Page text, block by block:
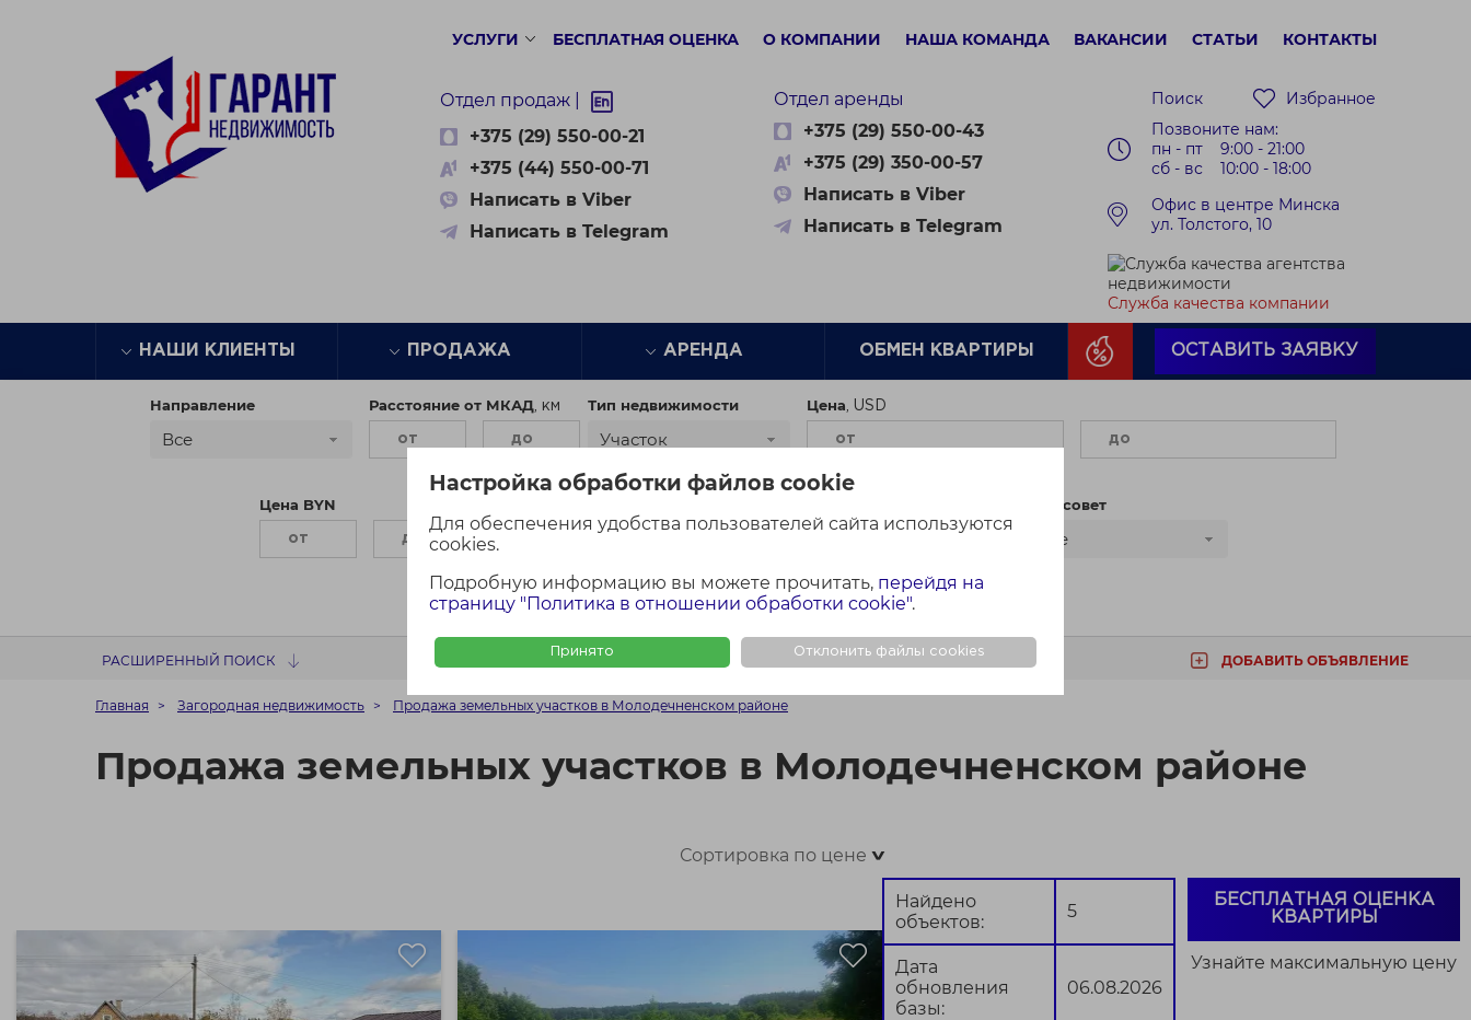
Настройка обработки файлов cookie
Для обеспечения удобства пользователей сайта используются
cookies.
Подробную информацию вы можете прочитать, перейдя на
страницу "Политика в отношении обработки cookie".
Принято Отклонить файлы cookies
УСЛУГИ БЕСПЛАТНАЯ ОЦЕНКА О КОМПАНИИ НАША КОМАНДА ВАКАНСИИ СТАТЬИ КОНТАКТЫ
Отдел продаж |
+375 (29) 550-00-21
+375 (44) 550-00-71
Написать в Viber
Написать в Telegram
Отдел аренды
+375 (29) 550-00-43
+375 (29) 350-00-57
Написать в Viber
Написать в Telegram
Поиск
Избранное
Позвоните нам:
пн - пт 9:00 - 21:00
сб - вс 10:00 - 18:00
Офис в центре Минска
ул. Толстого, 10
Служба качества компании
НАШИ КЛИЕНТЫ ПРОДАЖА АРЕНДА ОБМЕН КВАРТИРЫ ОСТАВИТЬ ЗАЯВКУ
Направление
Все
Расстояние от МКАД Тип недвижимости
Участок
Цена
Цена BYN
Молодечненский
Сельсовет
Все
Найти Сбросить
РАСШИРЕННЫЙ ПОИСК ФОТО + КАРТА ФОТО КАРТА ДОБАВИТЬ ОБЪЯВЛЕНИЕ
Главная Загородная недвижимость Продажа земельных участков в Молодечненском районе
Продажа земельных участков в Молодечненском районе
Сортировка по цене>
Найдено
объектов:
5
Дата
обновления
базы:
06.08.2026
БЕСПЛАТНАЯ ОЦЕНКА
КВАРТИРЫ
Узнайте максимальную цену